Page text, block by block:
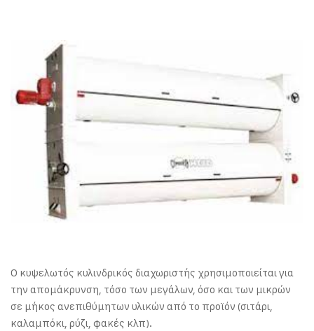
Ο κυψελωτός κυλινδρικός διαχωριστής χρησιμοποιείται για
την απομάκρυνση, τόσο των μεγάλων, όσο και των μικρών
σε μήκος ανεπιθύμητων υλικών από το προϊόν (σιτάρι,
καλαμπόκι, ρύζι, φακές κλπ).